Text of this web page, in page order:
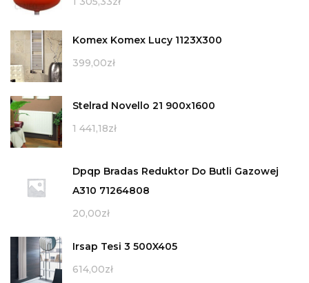
Komex Komex Lucy 1123X300
399,00zł
Stelrad Novello 21 900x1600
1 441,18zł
Dpqp Bradas Reduktor Do Butli Gazowej
A310 71264808
20,00zł
Irsap Tesi 3 500X405
614,00zł